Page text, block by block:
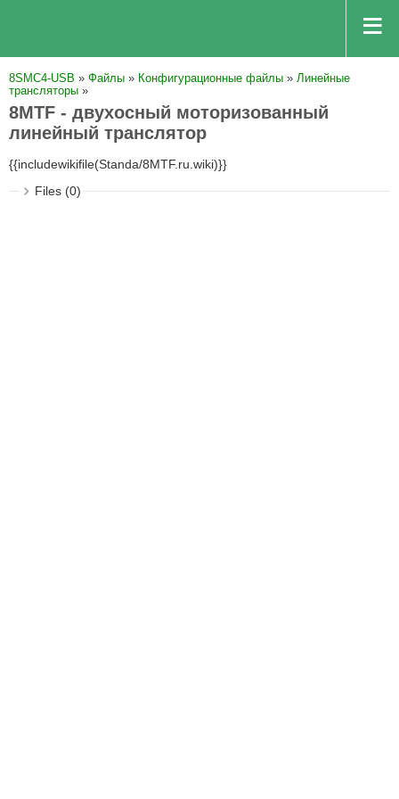
8SMC4-USB » Файлы » Конфигурационные файлы » Линейные
трансляторы »
8MTF - двухосный моторизованный
линейный транслятор
{{includewikifile(Standa/8MTF.ru.wiki)}}
Files (0)